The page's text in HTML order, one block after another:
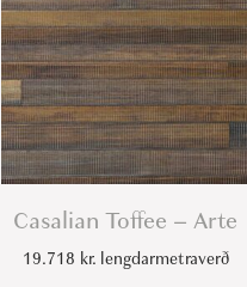
Casalian Toffee – Arte
19.718 kr.lengdarmetraverð